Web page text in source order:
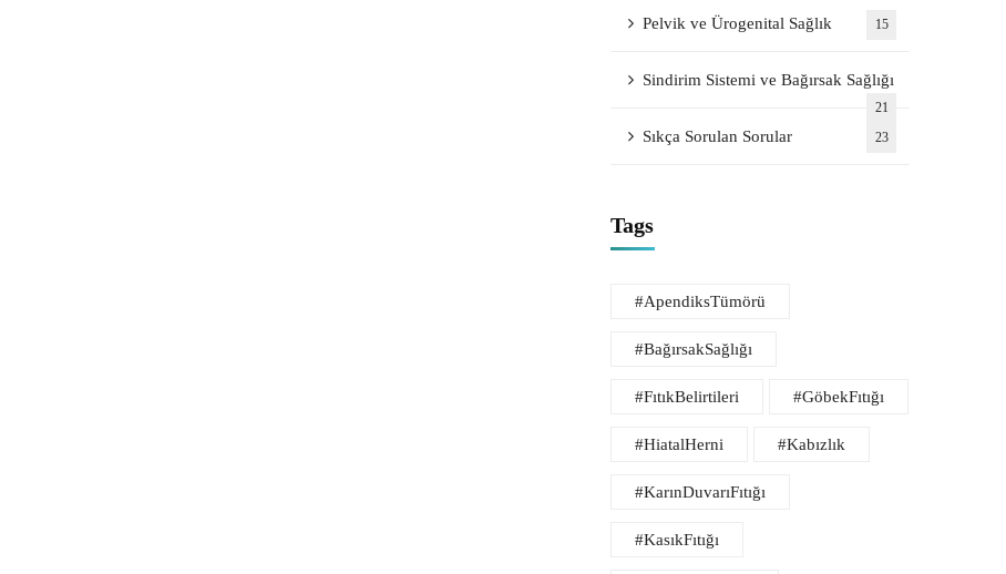
Pelvik ve Ürogenital Sağlık 15
Sindirim Sistemi ve Bağırsak Sağlığı
21
Sıkça Sorulan Sorular 23
Tags
#ApendiksTümörü
#BağırsakSağlığı
#FıtıkBelirtileri #GöbekFıtığı
#HiatalHerni #Kabızlık
#KarınDuvarıFıtığı
#KasıkFıtığı